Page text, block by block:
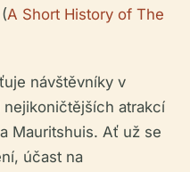
A Short History of The
návštěvníky v
atrakcí
Mauritshuis. Ať už se
účast na